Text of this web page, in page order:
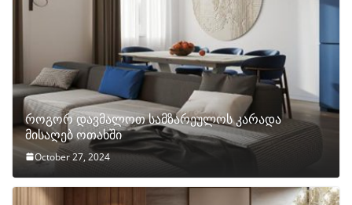
როგორ დავმალოთ სამზარეულოს კარადა
მისაღებ ოთახში
October 27, 2024